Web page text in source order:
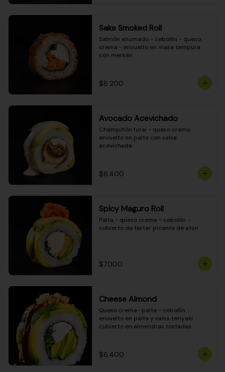
Sake Smoked Roll
Salmón ahumado - cebollín - queso
crema - envuelto en masa tempura
con merkén
$8.200
Avocado Acevichado
Champiñón furai - queso crema
envuelto en palta con salsa
acevichada
$6.400
Spicy Maguro Roll
Palta - queso crema - cebollín -
cubierto de tartar picante de atún
$7.000
Cheese Almond
Queso crema- palta - cebollín
envuelto en palta y salsa teriyaki
cubierto en almendras tostadas
$6.400